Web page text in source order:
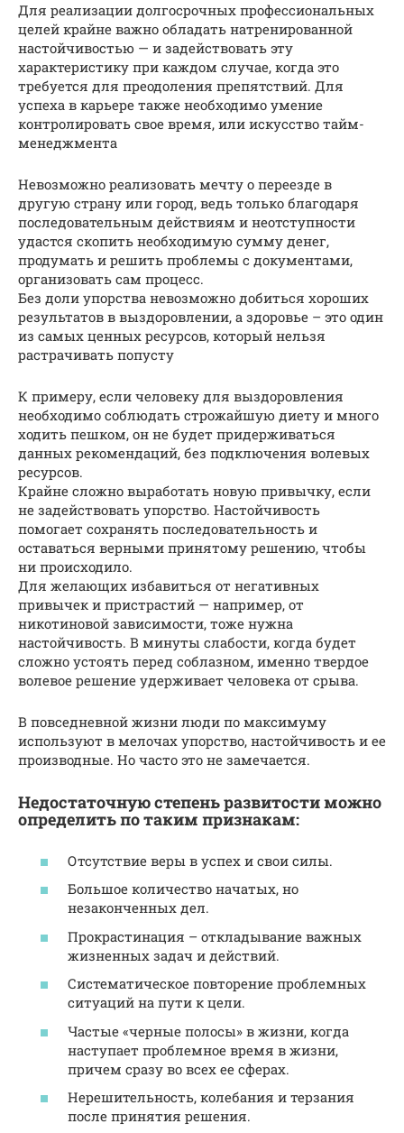
Для реализации долгосрочных профессиональных
целей крайне важно обладать натренированной
настойчивостью — и задействовать эту
характеристику при каждом случае, когда это
требуется для преодоления препятствий. Для
успеха в карьере также необходимо умение
контролировать свое время, или искусство тайм-
менеджмента
Невозможно реализовать мечту о переезде в
другую страну или город, ведь только благодаря
последовательным действиям и неотступности
удастся скопить необходимую сумму денег,
продумать и решить проблемы с документами,
организовать сам процесс.
Без доли упорства невозможно добиться хороших
результатов в выздоровлении, а здоровье – это один
из самых ценных ресурсов, который нельзя
растрачивать попусту
К примеру, если человеку для выздоровления
необходимо соблюдать строжайшую диету и много
ходить пешком, он не будет придерживаться
данных рекомендаций, без подключения волевых
ресурсов.
Крайне сложно выработать новую привычку, если
не задействовать упорство. Настойчивость
помогает сохранять последовательность и
оставаться верными принятому решению, чтобы
ни происходило.
Для желающих избавиться от негативных
привычек и пристрастий — например, от
никотиновой зависимости, тоже нужна
настойчивость. В минуты слабости, когда будет
сложно устоять перед соблазном, именно твердое
волевое решение удерживает человека от срыва.
В повседневной жизни люди по максимуму
используют в мелочах упорство, настойчивость и ее
производные. Но часто это не замечается.
Недостаточную степень развитости можно
определить по таким признакам:
Отсутствие веры в успех и свои силы.
Большое количество начатых, но
незаконченных дел.
Прокрастинация – откладывание важных
жизненных задач и действий.
Систематическое повторение проблемных
ситуаций на пути к цели.
Частые «черные полосы» в жизни, когда
наступает проблемное время в жизни,
причем сразу во всех ее сферах.
Нерешительность, колебания и терзания
после принятия решения.